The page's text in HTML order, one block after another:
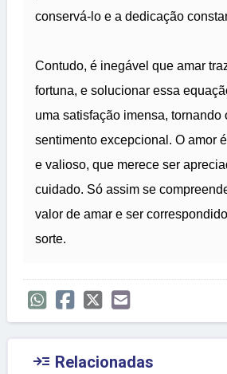
conservá-lo e a dedicação
Contudo, é inegável que amar
fortuna, e solucionar essa
uma satisfação imensa, tornando
sentimento excepcional. O amor
e valioso, que merece ser
cuidado. Só assim se
valor de amar e ser
sorte.
 Relacionadas